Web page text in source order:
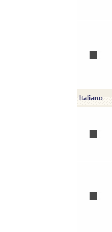
Italiano